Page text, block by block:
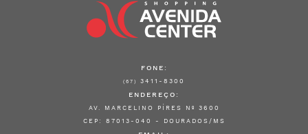
FONE:
(67) 3411-8300
ENDEREÇO:
AV. MARCELINO PÍRES Nº 3600
CEP: 87013-040 - DOURADOS/MS